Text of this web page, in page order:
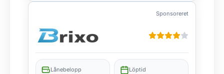
Sponsoreret
Lånebelopp Löptid